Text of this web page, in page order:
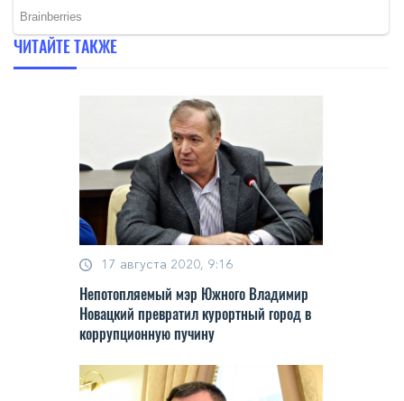
ЧИТАЙТЕ ТАКЖЕ
17 августа 2020, 9:16
Непотопляемый мэр Южного Владимир
Новацкий превратил курортный город в
коррупционную пучину